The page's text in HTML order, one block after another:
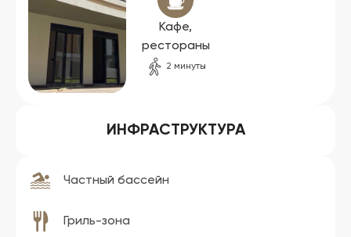
Кафе,
рестораны
2 минуты
ИНФРАСТРУКТУРА
Частный бассейн
Гриль-зона